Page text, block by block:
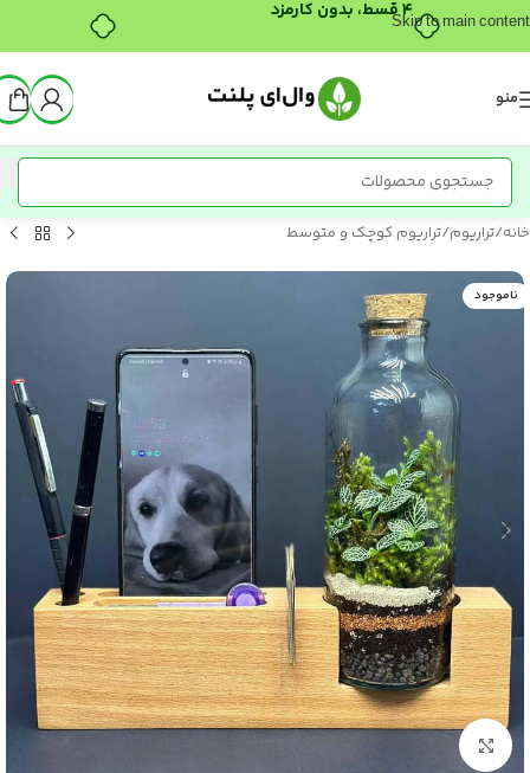
۴ قسط، بدون کارمزد
Skip to main content
منو
خانه/تراریوم/تراریوم کوچک و متوسط
ناموجود
بزرگنمایی تصویر